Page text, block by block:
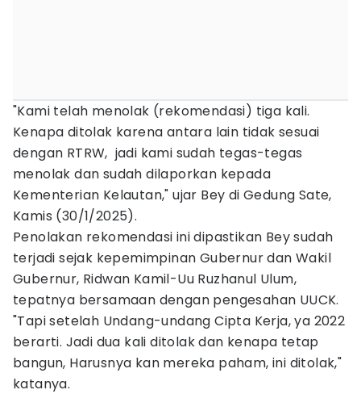
"Kami telah menolak (rekomendasi) tiga kali.
Kenapa ditolak karena antara lain tidak sesuai
dengan RTRW, jadi kami sudah tegas-tegas
menolak dan sudah dilaporkan kepada
Kementerian Kelautan," ujar Bey di Gedung Sate,
Kamis (30/1/2025).
Penolakan rekomendasi ini dipastikan Bey sudah
terjadi sejak kepemimpinan Gubernur dan Wakil
Gubernur, Ridwan Kamil-Uu Ruzhanul Ulum,
tepatnya bersamaan dengan pengesahan UUCK.
"Tapi setelah Undang-undang Cipta Kerja, ya 2022
berarti. Jadi dua kali ditolak dan kenapa tetap
bangun, Harusnya kan mereka paham, ini ditolak,"
katanya.